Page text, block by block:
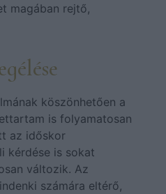
magában rejtő,
köszönhetően a
is folyamatosan
az időskor
kérdése is sokat
változik. Az
számára eltérő,